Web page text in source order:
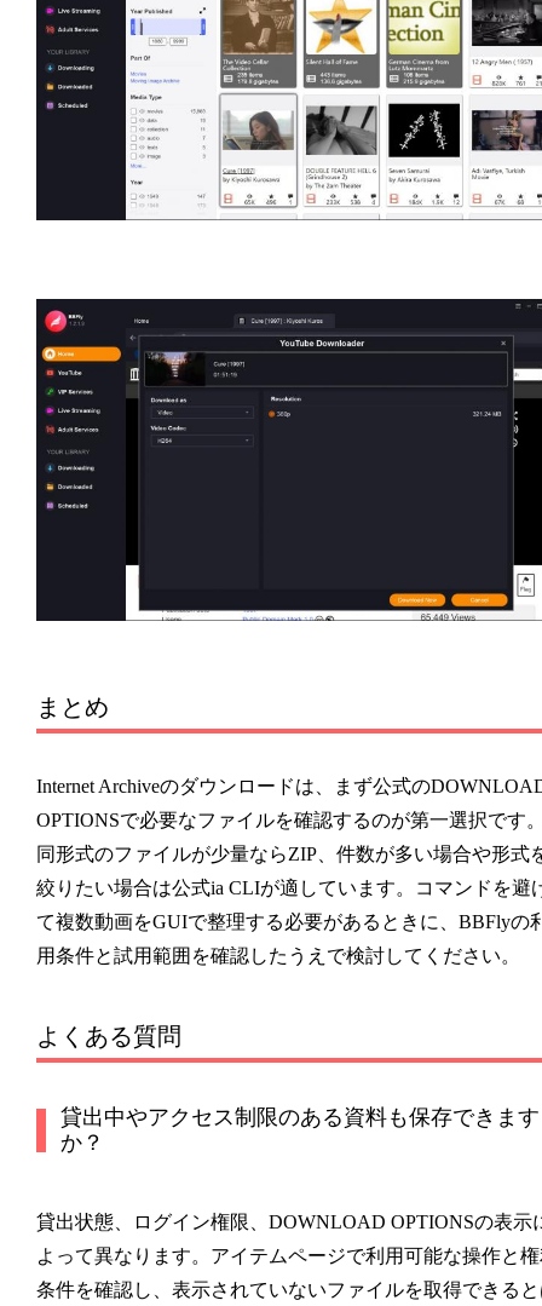
まとめ
Internet Archiveのダウンロードは、まず公式の
OPTIONSで必要なファイルを確認するのが第一選択です
同形式のファイルが少量ならZIP、件数が多い場合や形式
絞りたい場合は公式ia CLIが適しています。コマンドを避
て複数動画をGUIで整理する必要があるときに、BBFlyの
用条件と試用範囲を確認したうえで検討してください。
よくある質問
貸出中やアクセス制限のある資料も保存できます
か？
貸出状態、ログイン権限、DOWNLOAD OPTIONSの表示
よって異なります。アイテムページで利用可能な操作と
条件を確認し、表示されていないファイルを取得できる